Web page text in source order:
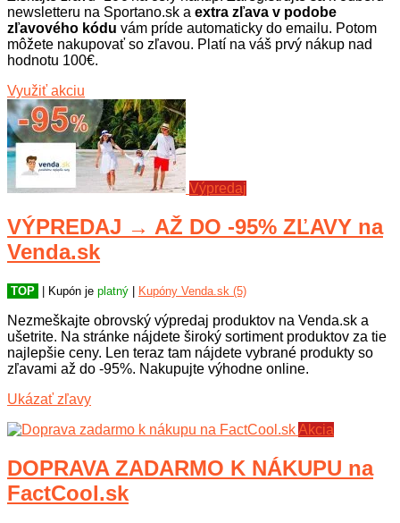
newsletteru na Sportano.sk a extra zľava v podobe
zľavového kódu vám príde automaticky do emailu. Potom
môžete nakupovať so zľavou. Platí na váš prvý nákup nad
hodnotu 100€.
Využiť akciu
Výpredaj
VÝPREDAJ → AŽ DO -95% ZĽAVY na
Venda.sk
TOP | Kupón je platný Kupóny Venda.sk (5)
Nezmeškajte obrovský výpredaj produktov na Venda.sk a
ušetrite. Na stránke nájdete široký sortiment produktov za tie
najlepšie ceny. Len teraz tam nájdete vybrané produkty so
zľavami až do -95%. Nakupujte výhodne online.
Ukázať zľavy
Akcia
DOPRAVA ZADARMO K NÁKUPU na
FactCool.sk